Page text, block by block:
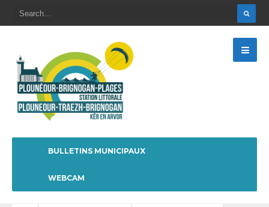
BULLETINS MUNICIPAUX
WEBCAM